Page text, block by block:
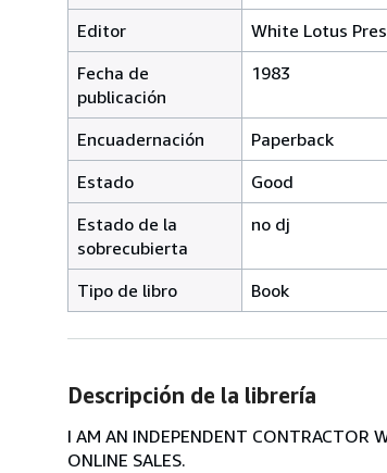
Editor
White Lotus
Fecha de
publicación
1983
Encuadernación
Paperback
Estado
Good
Estado de la
sobrecubierta
no dj
Tipo de libro Book
Descripción de la librería
I AM AN INDEPENDENT CONTRACTOR
ONLINE SALES.